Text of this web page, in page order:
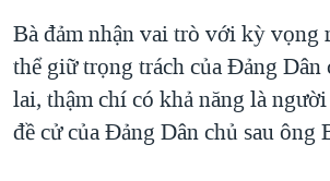
Bà đảm nhận vai trò với kỳ vọng
thể giữ trọng trách của Đảng
lai, thậm chí có khả năng là
đề cử của Đảng Dân chủ sau ông